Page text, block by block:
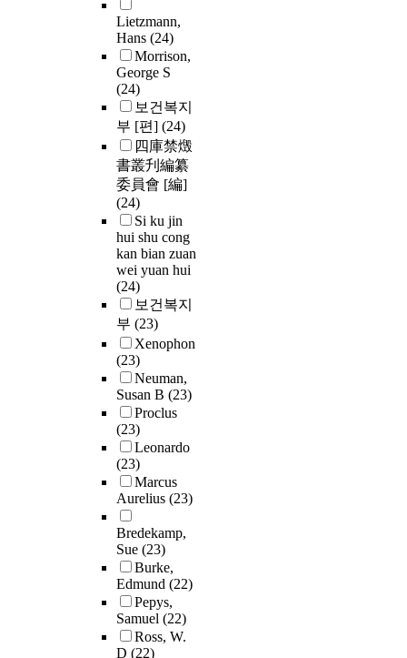
Lietzmann,
Hans (24)
Morrison,
George S
(24)
보건복지
부 [편] (24)
四庫禁燬
書叢刋編纂
委員會 [編]
(24)
Si ku jin
hui shu cong
kan bian zuan
wei yuan hui
(24)
보건복지
부 (23)
Xenophon
(23)
Neuman,
Susan B (23)
Proclus
(23)
Leonardo
(23)
Marcus
Aurelius (23)
Bredekamp,
Sue (23)
Burke,
Edmund (22)
Pepys,
Samuel (22)
Ross, W.
D (22)